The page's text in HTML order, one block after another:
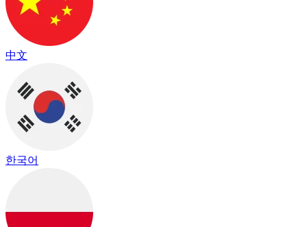
中文
한국어